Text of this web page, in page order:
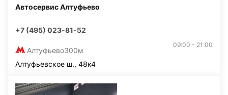
Автосервис Алтуфьево
+7 (495) 023-81-52
Алтуфьево300м
09:00 - 21:00
Алтуфьевское ш., 48к4